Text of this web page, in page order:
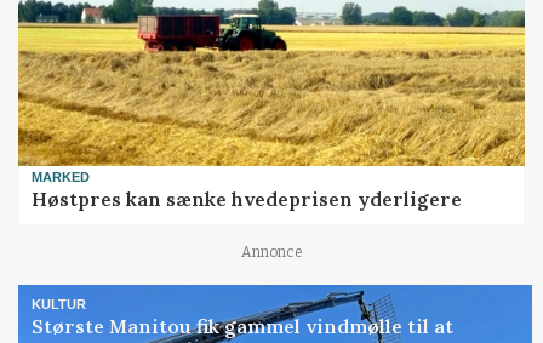
MARKED
Høstpres kan sænke hvedeprisen yderligere
Annonce
KULTUR
Største Manitou fik gammel vindmølle til at